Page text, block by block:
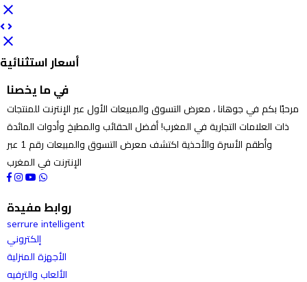
close
close
أسعار استثنائية
في ما يخصنا
مرحبًا بكم في جوهانا ، معرض التسوق والمبيعات الأول عبر الإنترنت للمنتجات
ذات العلامات التجارية في المغرب! أفضل الحقائب والمطبخ وأدوات المائدة
وأطقم الأسرة والأحذية اكتشف معرض التسوق والمبيعات رقم 1 عبر
الإنترنت في المغرب
روابط مفيدة
serrure intelligent
إلكتروني
الأجهزة المنزلية
الألعاب والترفيه